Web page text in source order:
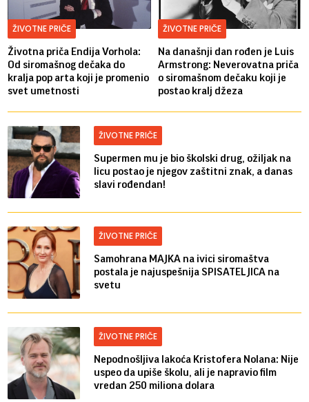
ŽIVOTNE PRIČE
Životna priča Endija Vorhola:
Od siromašnog dečaka do
kralja pop arta koji je promenio
svet umetnosti
ŽIVOTNE PRIČE
Na današnji dan rođen je Luis
Armstrong: Neverovatna priča
o siromašnom dečaku koji je
postao kralj džeza
ŽIVOTNE PRIČE
Supermen mu je bio školski drug, ožiljak na
licu postao je njegov zaštitni znak, a danas
slavi rođendan!
ŽIVOTNE PRIČE
Samohrana MAJKA na ivici siromaštva
postala je najuspešnija SPISATELJICA na
svetu
ŽIVOTNE PRIČE
Nepodnošljiva lakoća Kristofera Nolana: Nije
uspeo da upiše školu, ali je napravio film
vredan 250 miliona dolara